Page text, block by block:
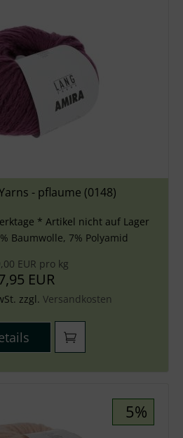
- pflaume (0148)
* Artikel nicht auf Lager
Baumwolle, 7% Polyamid
EUR pro kg
EUR
zzgl. Versandkosten
5%